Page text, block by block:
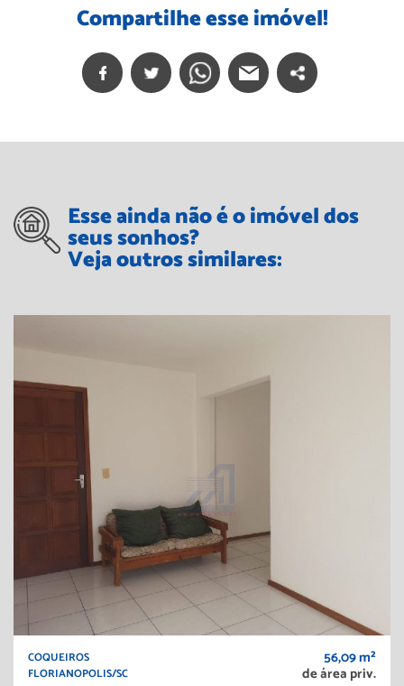
Compartilhe esse imóvel!
Esse ainda não é o imóvel dos
seus sonhos?
Veja outros similares:
COQUEIROS
FLORIANOPOLIS/SC
56,09 m²
de área priv.